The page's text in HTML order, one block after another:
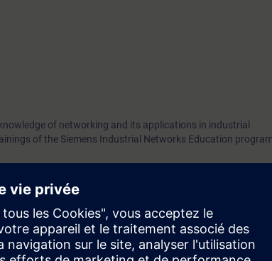
of networking and its applications in industrial
of the Siemens Industrial Networks Education program.
content of this Learning Event as well as continue your
Industrial Networks Certification trainings.